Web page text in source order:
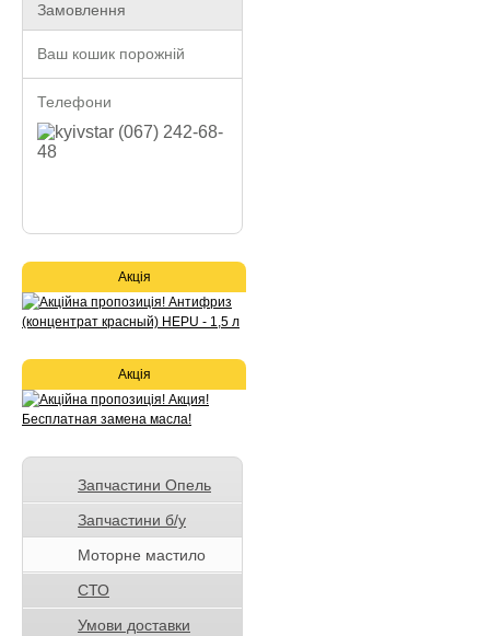
Замовлення
Ваш кошик порожній
Телефони
(067) 242-68-
48
Акція
Акція
Запчастини Опель
Запчастини б/у
Моторне мастило
СТО
Умови доставки